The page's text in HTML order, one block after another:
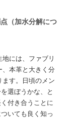
（加水分解につ
には、ファブリ
、本革と大きく分
ます。日頃のメン
選ぼうかな、と
付き合うことに
いても良く知っ